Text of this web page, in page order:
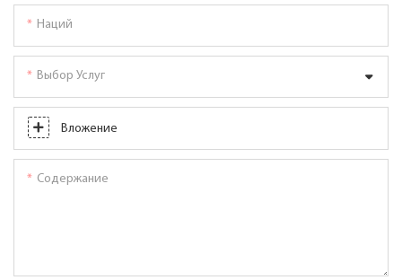
Наций
Выбор Услуг
Вложение
Содержание